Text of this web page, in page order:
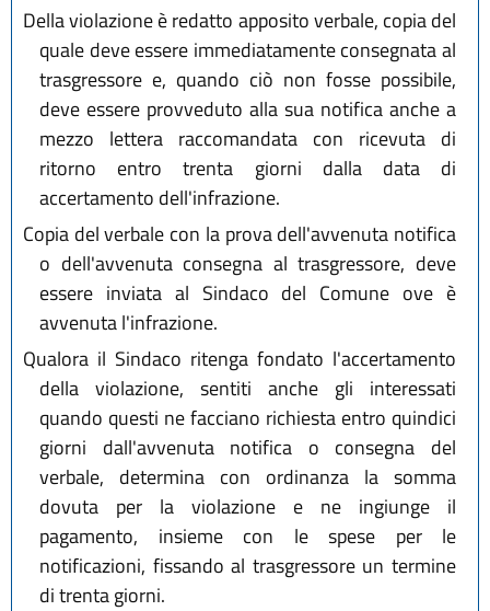
Della violazione è redatto apposito verbale, copia del
quale deve essere immediatamente consegnata al
trasgressore e, quando ciò non fosse possibile,
deve essere provveduto alla sua notifica anche a
mezzo lettera raccomandata con ricevuta di
ritorno entro trenta giorni dalla data di
accertamento dell'infrazione.
Copia del verbale con la prova dell'avvenuta notifica
o dell'avvenuta consegna al trasgressore, deve
essere inviata al Sindaco del Comune ove è
avvenuta l'infrazione.
Qualora il Sindaco ritenga fondato l'accertamento
della violazione, sentiti anche gli interessati
quando questi ne facciano richiesta entro quindici
giorni dall'avvenuta notifica o consegna del
verbale, determina con ordinanza la somma
dovuta per la violazione e ne ingiunge il
pagamento, insieme con le spese per le
notificazioni, fissando al trasgressore un termine
di trenta giorni.